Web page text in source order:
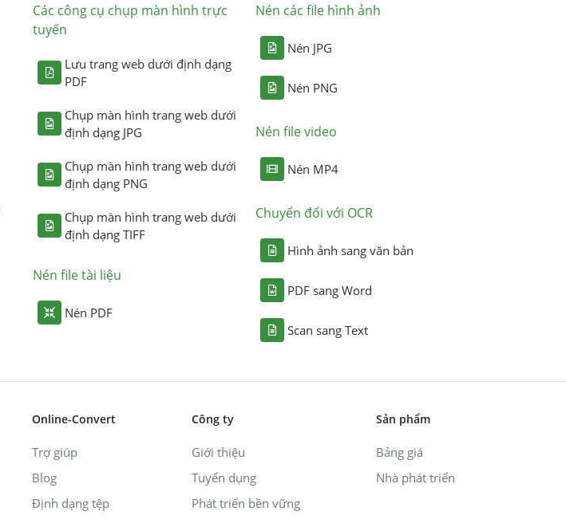
Các công cụ chụp màn hình trực
tuyến
Lưu trang web dưới định dạng
PDF
Chụp màn hình trang web dưới
định dạng JPG
Chụp màn hình trang web dưới
định dạng PNG
Chụp màn hình trang web dưới
định dạng TIFF
Nén file tài liệu
Nén PDF
Nén các file hình ảnh
Nén JPG
Nén PNG
Nén file video
Nén MP4
Chuyển đổi với OCR
Hình ảnh sang văn bản
PDF sang Word
Scan sang Text
Online-Convert
Trợ giúp
Blog
Định dạng tệp
Công ty
Giới thiệu
Tuyển dụng
Phát triển bền vững
Sản phẩm
Bảng giá
Nhà phát triển